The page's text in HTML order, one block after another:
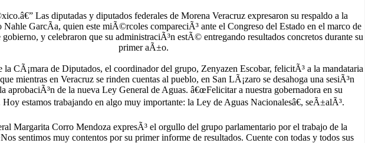
Las diputadas y diputados federales de Morena Veracruz expresaron su respaldo a la
Nahle GarcÃ­a, quien este miÃ©rcoles compareciÃ³ ante el Congreso del Estado en el marco de
y celebraron que su administraciÃ³n estÃ© entregando resultados concretos durante su
primer aÃ±o.
la CÃ¡mara de Diputados, el coordinador del grupo, Zenyazen Escobar, felicitÃ³ a la mandataria
mientras en Veracruz se rinden cuentas al pueblo, en San LÃ¡zaro se desahoga una sesiÃ³n
aprobaciÃ³n de la nueva Ley General de Aguas. â€œFelicitar a nuestra gobernadora en su
Hoy estamos trabajando en algo muy importante: la Ley de Aguas Nacionalesâ€, seÃ±alÃ³.
Margarita Corro Mendoza expresÃ³ el orgullo del grupo parlamentario por el trabajo de la
sentimos muy contentos por su primer informe de resultados. Cuente con todas y todos sus